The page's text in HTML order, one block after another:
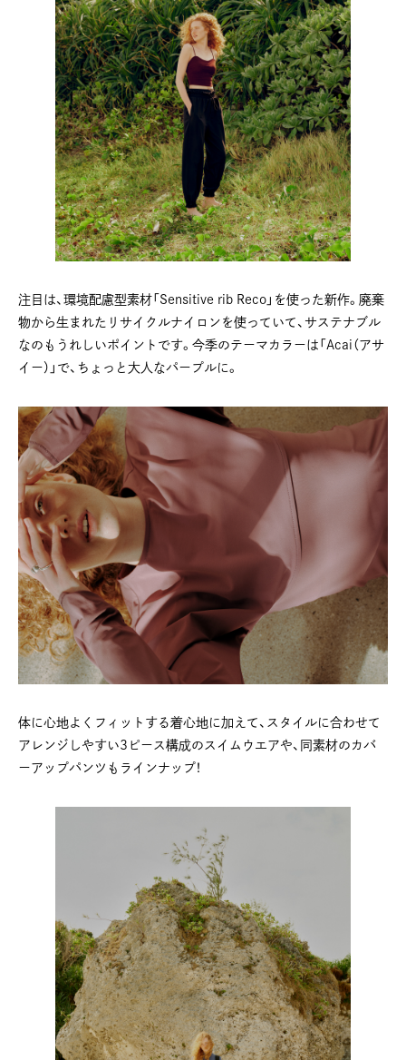
注目は、環境配慮型素材「Sensitive rib Reco」を使った新作。廃棄
物から生まれたリサイクルナイロンを使っていて、サステナブル
なのもうれしいポイントです。今季のテーマカラーは「Acai（アサ
イー）」で、ちょっと大人なパープルに。
体に心地よくフィットする着心地に加えて、スタイルに合わせて
アレンジしやすい3ピース構成のスイムウエアや、同素材のカバ
ーアップパンツもラインナップ！